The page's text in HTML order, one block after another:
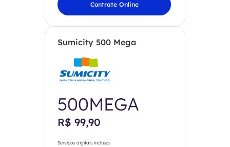
Contrate Online
Sumicity 500 Mega
500MEGA
R$ 99,90
Serviços digitais inclusos